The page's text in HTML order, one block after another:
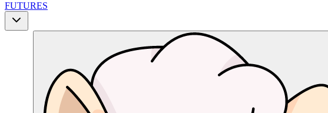
FUTURES